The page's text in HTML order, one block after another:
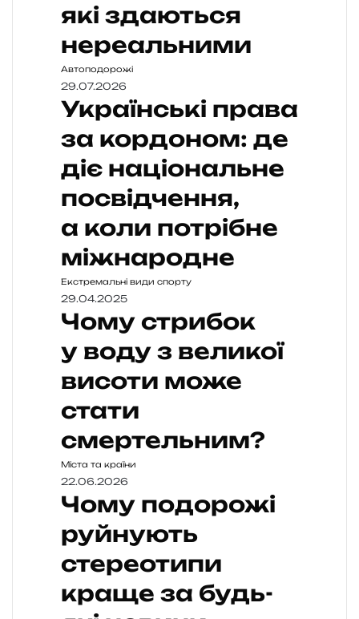
які здаються
нереальними
Автоподорожі
29.07.2026
Українські права
за кордоном: де
діє національне
посвідчення,
а коли потрібне
міжнародне
Екстремальні види спорту
29.04.2025
Чому стрибок
у воду з великої
висоти може
стати
смертельним?
Міста та країни
22.06.2026
Чому подорожі
руйнують
стереотипи
краще за будь-